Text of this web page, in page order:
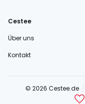
Cestee
Über uns
Kontakt
© 2026 Cestee.de